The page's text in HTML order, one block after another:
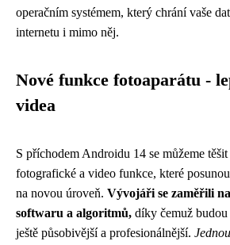
operačním systémem, který chrání vaše
internetu i mimo něj.
Nové funkce fotoaparátu -
videa
S příchodem Androidu 14 se můžeme
fotografické a video funkce, které
na novou úroveň. Vývojáři se zaměřili
softwaru a algoritmů, díky čemuž
ještě působivější a profesionálnější.